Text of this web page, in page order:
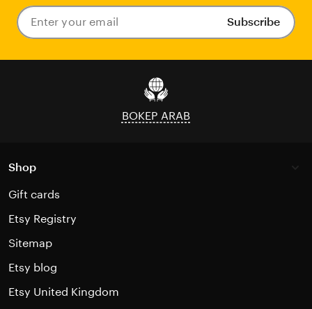
Enter
your
Subscribe
BOKEP ARAB
Shop
Gift cards
Etsy Registry
Sitemap
Etsy blog
Etsy United Kingdom